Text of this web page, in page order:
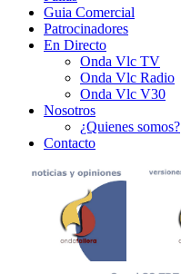
Guia Comercial
Patrocinadores
En Directo
Onda Vlc TV
Onda Vlc Radio
Onda Vlc V30
Nosotros
¿Quienes somos?
Contacto